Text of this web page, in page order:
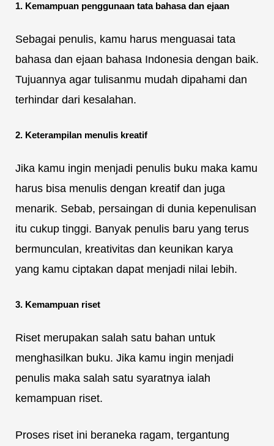
1. Kemampuan penggunaan tata bahasa dan ejaan
Sebagai penulis, kamu harus menguasai tata
bahasa dan ejaan bahasa Indonesia dengan baik.
Tujuannya agar tulisanmu mudah dipahami dan
terhindar dari kesalahan.
2. Keterampilan menulis kreatif
Jika kamu ingin menjadi penulis buku maka kamu
harus bisa menulis dengan kreatif dan juga
menarik. Sebab, persaingan di dunia kepenulisan
itu cukup tinggi. Banyak penulis baru yang terus
bermunculan, kreativitas dan keunikan karya
yang kamu ciptakan dapat menjadi nilai lebih.
3. Kemampuan riset
Riset merupakan salah satu bahan untuk
menghasilkan buku. Jika kamu ingin menjadi
penulis maka salah satu syaratnya ialah
kemampuan riset.
Proses riset ini beraneka ragam, tergantung